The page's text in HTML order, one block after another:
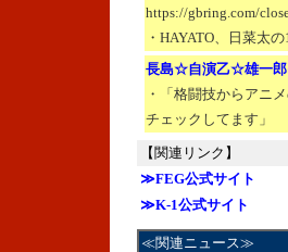
https://gbring.com/
・HAYATO、日菜太
長島☆自演乙☆雄一郎
・「格闘技からアニ
チェックしてます」
【関連リンク】
≫FEG公式サイト
≫K-1公式サイト
≪関連ニュース≫